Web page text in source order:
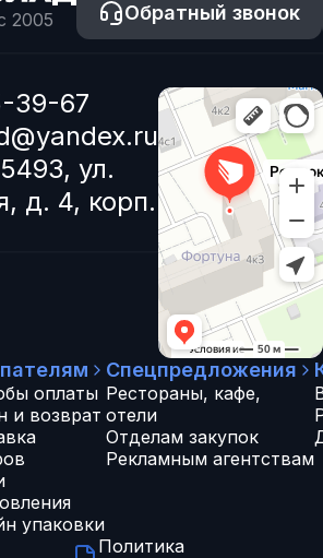
2005
Обратный звонок
39-67
ул.
д. 4, корп.
оплаты
и возврат
упаковки
Спецпредложения
Рестораны, кафе,
отели
Отделам закупок
Рекламным агентствам
Политика